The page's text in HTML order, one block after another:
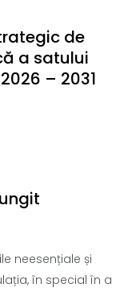
de
a satului
– 2031
neesențiale și
în special în a